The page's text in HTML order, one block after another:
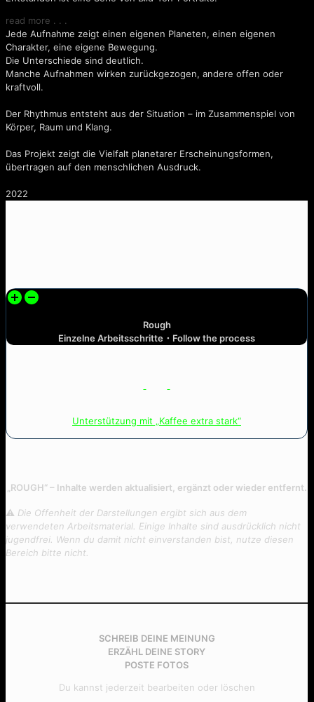
read more . . .
Jede Aufnahme zeigt einen eigenen Planeten, einen eigenen
Charakter, eine eigene Bewegung.
Die Unterschiede sind deutlich.
Manche Aufnahmen wirken zurückgezogen, andere offen oder
kraftvoll.
Der Rhythmus entsteht aus der Situation – im Zusammenspiel von
Körper, Raum und Klang.
Das Projekt zeigt die Vielfalt planetarer Erscheinungsformen,
übertragen auf den menschlichen Ausdruck.
2022
Rough
Einzelne Arbeitsschritte・Follow the process
Unterstützung mit „Kaffee extra stark“
„ROUGH“ – Inhalte werden aktualisiert, ergänzt oder wieder entfernt.
⚠︎ Die Offenheit der Darstellungen ergibt sich aus dem
verwendeten Arbeitsmaterial. Einige Inhalte sind ausdrücklich nicht
jugendfrei. Wenn du damit nicht einverstanden bist, nutze diesen
Bereich bitte nicht.
SCHREIB DEINE MEINUNG
ERZÄHL DEINE STORY
POSTE FOTOS
Du kannst jederzeit bearbeiten oder löschen